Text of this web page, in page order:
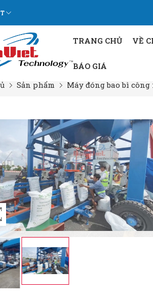
TRANG CHỦ VỀ
BÁO GIÁ
Sản phẩm Máy đóng bao bì